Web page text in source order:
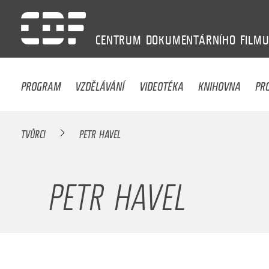
CENTRUM DOKUMENTÁRNÍHO FILMU
PROGRAM VZDĚLÁVÁNÍ VIDEOTÉKA KNIHOVNA
TVŮRCI PETR HAVEL
PETR HAVEL